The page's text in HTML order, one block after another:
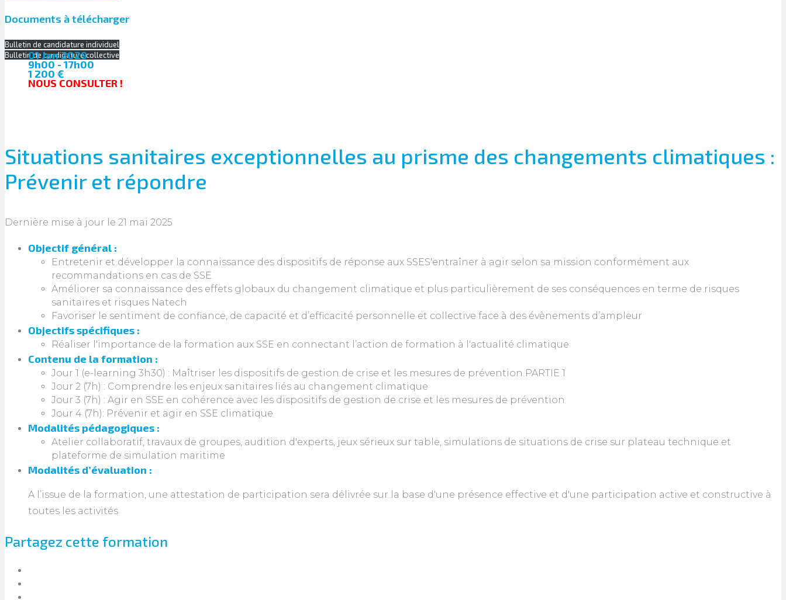
Documents à télécharger
Bulletin de candidature individuel
Bulletin de candidature collective
01 Jan 2029
9h00 - 17h00
1 200 €
NOUS CONSULTER !
Situations sanitaires exceptionnelles au prisme des changements climatiques :
Prévenir et répondre
Dernière mise à jour le 21 mai 2025
Objectif général :
Entretenir et développer la connaissance des dispositifs de réponse aux SSES'entraîner à agir selon sa mission conformément aux
recommandations en cas de SSE
Améliorer sa connaissance des effets globaux du changement climatique et plus particulièrement de ses conséquences en terme de risques
sanitaires et risques Natech
Favoriser le sentiment de confiance, de capacité et d’efficacité personnelle et collective face à des évènements d’ampleur
Objectifs spécifiques :
Réaliser l'importance de la formation aux SSE en connectant l’action de formation à l'actualité climatique
Contenu de la formation :
Jour 1 (e-learning 3h30) : Maîtriser les dispositifs de gestion de crise et les mesures de prévention PARTIE 1
Jour 2 (7h) : Comprendre les enjeux sanitaires liés au changement climatique
Jour 3 (7h) : Agir en SSE en cohérence avec les dispositifs de gestion de crise et les mesures de prévention
Jour 4 (7h): Prévenir et agir en SSE climatique
Modalités pédagogiques :
Atelier collaboratif, travaux de groupes, audition d'experts, jeux sérieux sur table, simulations de situations de crise sur plateau technique et
plateforme de simulation maritime
Modalités d’évaluation :
A l’issue de la formation, une attestation de participation sera délivrée sur la base d'une présence effective et d'une participation active et constructive à
toutes les activités
Partagez cette formation